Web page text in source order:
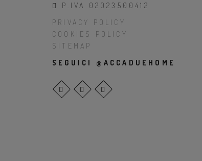
P.IVA 02023500412
PRIVACY POLICY
COOKIES POLICY
SITEMAP
SEGUICI @ACCADUEHOME